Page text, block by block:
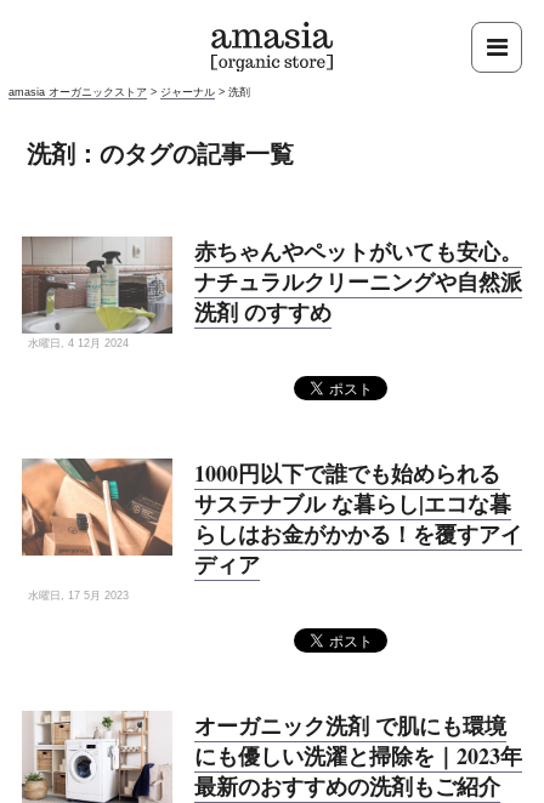
amasia オーガニックストア > ジャーナル >洗剤
洗剤：のタグの記事一覧
赤ちゃんやペットがいても安心。
ナチュラルクリーニングや自然派
洗剤 のすすめ
水曜日, 4 12月 2024
1000円以下で誰でも始められる
サステナブル な暮らし|エコな暮
らしはお金がかかる！を覆すアイ
ディア
水曜日, 17 5月 2023
オーガニック洗剤 で肌にも環境
にも優しい洗濯と掃除を｜2023年
最新のおすすめの洗剤もご紹介